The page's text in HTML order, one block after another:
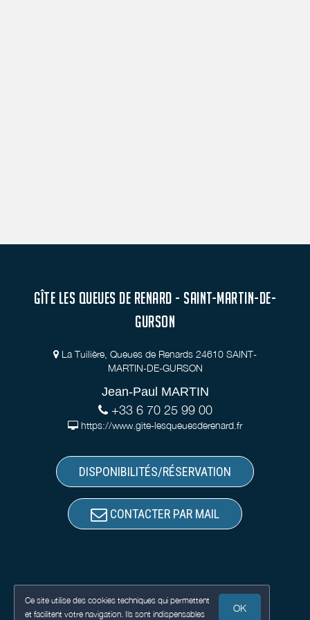
Ce site utilise des cookies techniques qui permettent
et facilitent votre navigation. Ils sont indispensables
OK
GÎTE LES QUEUES DE RENARD - SAINT-MARTIN-DE-
GURSON
La Tuilière, Queues de Renards 24610 SAINT-
MARTIN-DE-GURSON
Jean-Paul MARTIN
+33 6 70 25 99 00
https://www.gite-lesqueuesderenard.fr
DISPONIBILITÉS/RÉSERVATION
CONTACTER PAR MAIL